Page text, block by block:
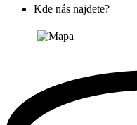
Kde nás najdete?